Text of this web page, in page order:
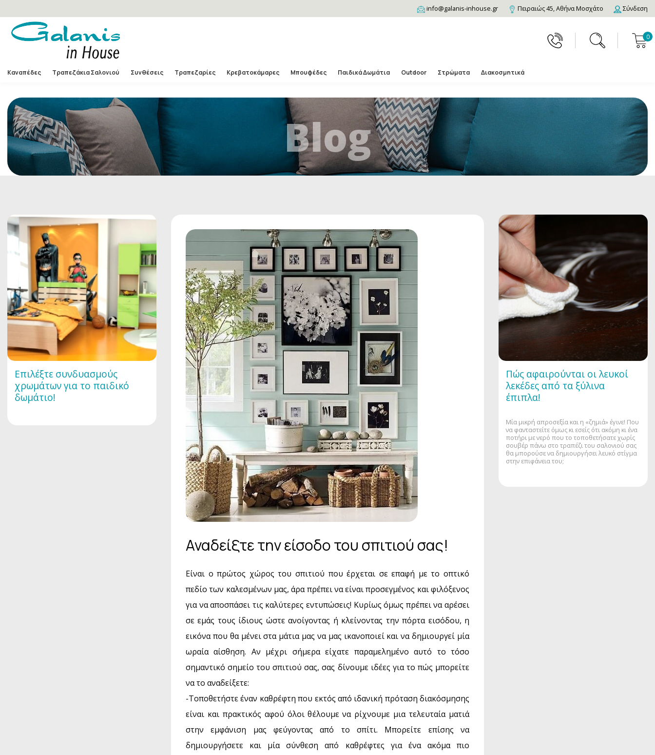
info@galanis-inhouse.gr Πειραιώς 45, Αθήνα Μοσχάτο Σύνδεση
0
Καναπέδες Τραπεζάκια Σαλονιού Συνθέσεις Τραπεζαρίες Κρεβατοκάμαρες Μπουφέδες Παιδικά Δωμάτια Outdoor Στρώματα Διακοσμητικά
Blog
Επιλέξτε συνδυασμούς
χρωμάτων για το παιδικό
δωμάτιο!
Αναδείξτε την είσοδο του σπιτιού σας!
Είναι ο πρώτος χώρος του σπιτιού που έρχεται σε επαφή με το οπτικό
πεδίο των καλεσμένων μας, άρα πρέπει να είναι προσεγμένος και φιλόξενος
για να αποσπάσει τις καλύτερες εντυπώσεις! Κυρίως όμως πρέπει να αρέσει
σε εμάς τους ίδιους ώστε ανοίγοντας ή κλείνοντας την πόρτα εισόδου, η
εικόνα που θα μένει στα μάτια μας να μας ικανοποιεί και να δημιουργεί μία
ωραία αίσθηση. Αν μέχρι σήμερα είχατε παραμελημένο αυτό το τόσο
σημαντικό σημείο του σπιτιού σας, σας δίνουμε ιδέες για το πώς μπορείτε
να το αναδείξετε:
-Τοποθετήστε έναν καθρέφτη που εκτός από ιδανική πρόταση διακόσμησης
είναι και πρακτικός αφού όλοι θέλουμε να ρίχνουμε μια τελευταία ματιά
στην εμφάνιση μας φεύγοντας από το σπίτι. Μπορείτε επίσης να
δημιουργήσετε και μία σύνθεση από καθρέφτες για ένα ακόμα πιο
Πώς αφαιρούνται οι λευκοί
λεκέδες από τα ξύλινα
έπιπλα!
Μία μικρή απροσεξία και η «ζημιά» έγινε! Που
να φανταστείτε όμως κι εσείς ότι ακόμη κι ένα
ποτήρι με νερό που το τοποθετήσατε χωρίς
σουβέρ πάνω στο τραπέζι του σαλονιού σας
θα μπορούσε να δημιουργήσει λευκό στίγμα
στην επιφάνεια του;